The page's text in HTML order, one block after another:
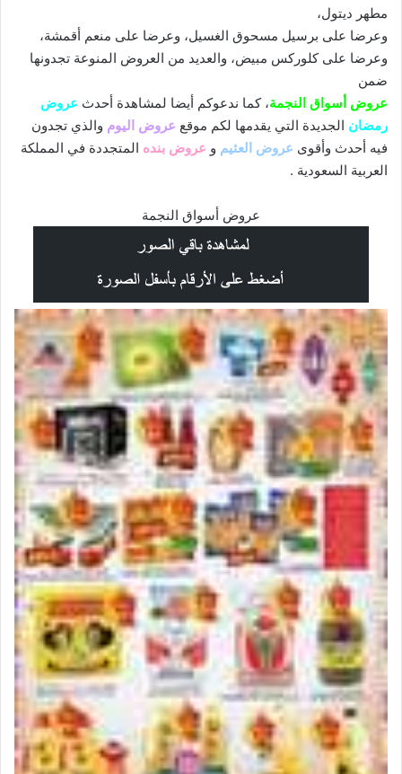
مطهر ديتول،
وعرضا على برسيل مسحوق الغسيل، وعرضا على منعم أقمشة،
وعرضا على كلوركس مبيض، والعديد من العروض المنوعة تجدونها
ضمن
عروض أسواق النجمة، كما ندعوكم أيضا لمشاهدة أحدث عروض
رمضان الجديدة التي يقدمها لكم موقع عروض اليوم والذي تجدون
فيه أحدث وأقوى عروض العثيم و عروض بنده المتجددة في المملكة
العربية السعودية .
عروض أسواق النجمة